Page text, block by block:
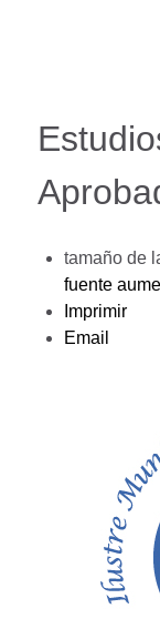
tamaño de
fuente
Imprimir
Email